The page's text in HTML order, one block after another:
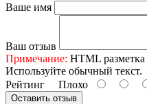
Ваше имя
Ваш отзыв
Примечание: HTML
Используйте обычный текст.
Рейтинг Плохо
Оставить отзыв